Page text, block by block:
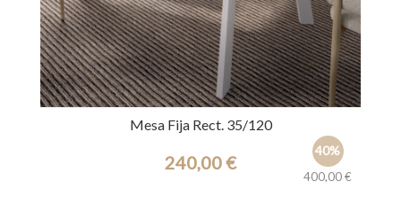
Mesa Fija Rect. 35/120
40%
400,00 €
240,00 €